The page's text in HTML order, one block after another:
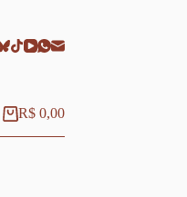
Carrinho
R$0,00